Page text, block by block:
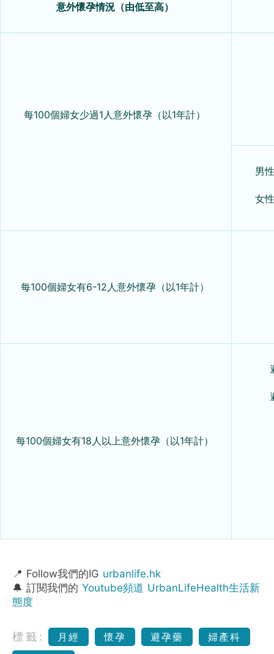
意外懷孕情況（由低至高）
每100個婦女少過1人意外懷孕 （以1年計）
男
女
每100個婦女有6-12人意外懷孕（以1年計）
每100個婦女有18人以上意外懷孕（以1年計）
📍 Follow我們的IG urbanlife.hk
🔔 訂閱我們的 Youtube頻道 UrbanLifeHealth生活新
態度
標籤: 月經 懷孕 避孕藥
婦產科